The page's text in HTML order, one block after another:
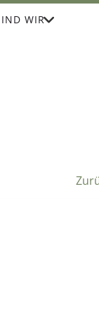
WIR